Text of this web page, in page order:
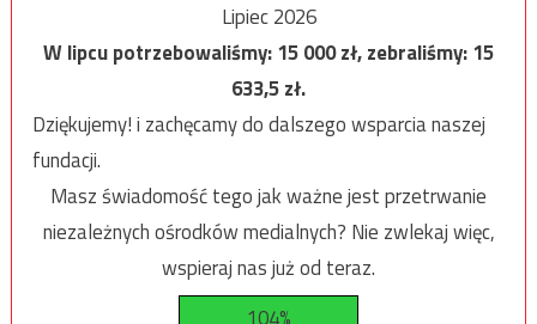
Lipiec 2026
W lipcu potrzebowaliśmy:15 000zł, zebraliśmy:15
633,5zł.
Dziękujemy! i zachęcamy do dalszego wsparcia naszej
fundacji.
Masz świadomość tego jak ważne jest przetrwanie
niezależnych ośrodków medialnych? Nie zwlekaj więc,
wspieraj nas już od teraz.